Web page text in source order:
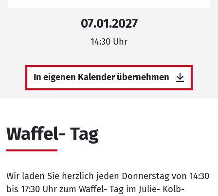
Waffel- Tag
Wir laden Sie herzlich jeden Donnerstag von 14:30
bis 17:30 Uhr zum Waffel- Tag im Julie- Kolb-
07.01.2027
14:30 Uhr
In eigenen Kalender übernehmen